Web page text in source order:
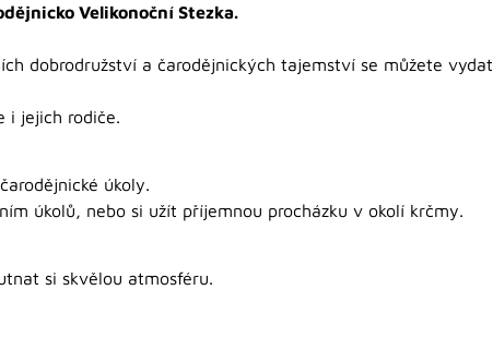
Velikonoční Stezka.
dobrodružství a čarodějnických tajemství se můžete vydat
i jejich rodiče.
úkoly.
úkolů, nebo si užít příjemnou procházku v okolí krčmy.
si skvělou atmosféru.